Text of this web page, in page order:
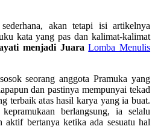
akan tetapi isi artikelnya
kata yang pas dan kalimat-kalimat
menjadi Juara Lomba Menulis
seorang anggota Pramuka yang
dan pastinya mempunyai tekad
terbaik atas hasil karya yang ia buat.
berlangsung, ia selalu
aktif bertanya ketika ada sesuatu hal